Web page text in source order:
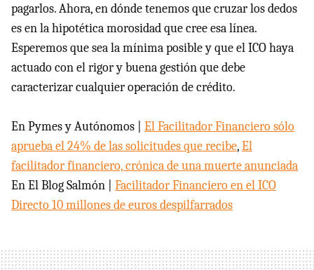
pagarlos. Ahora, en dónde tenemos que cruzar los dedos
es en la hipotética morosidad que cree esa línea.
Esperemos que sea la mínima posible y que elICOhaya
actuado con el rigor y buena gestión que debe
caracterizar cualquier operación de crédito.
En Pymes y Autónomos | El Facilitador Financiero sólo
aprueba el 24% de las solicitudes que recibe,El
facilitador financiero, crónica de una muerte anunciada
En El Blog Salmón | Facilitador Financiero en elICO
Directo 10 millones de euros despilfarrados